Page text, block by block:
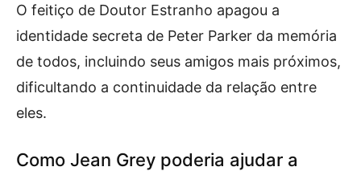
O feitiço de Doutor Estranho apagou a
identidade secreta de Peter Parker da memória
de todos, incluindo seus amigos mais próximos,
dificultando a continuidade da relação entre
eles.
Como Jean Grey poderia ajudar a